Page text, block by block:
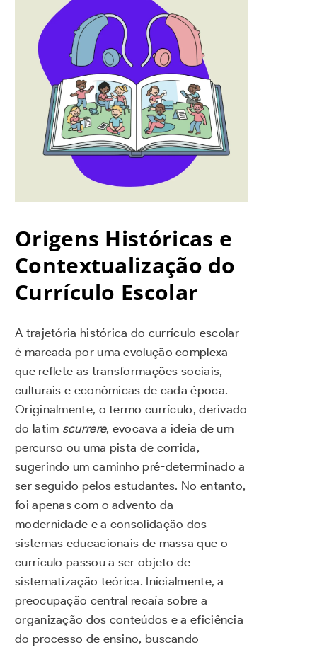
Origens Históricas e
Contextualização do
Currículo Escolar
A trajetória histórica do currículo escolar
é marcada por uma evolução complexa
que reflete as transformações sociais,
culturais e econômicas de cada época.
Originalmente, o termo currículo, derivado
do latim scurrere, evocava a ideia de um
percurso ou uma pista de corrida,
sugerindo um caminho pré-determinado a
ser seguido pelos estudantes. No entanto,
foi apenas com o advento da
modernidade e a consolidação dos
sistemas educacionais de massa que o
currículo passou a ser objeto de
sistematização teórica. Inicialmente, a
preocupação central recaía sobre a
organização dos conteúdos e a eficiência
do processo de ensino, buscando